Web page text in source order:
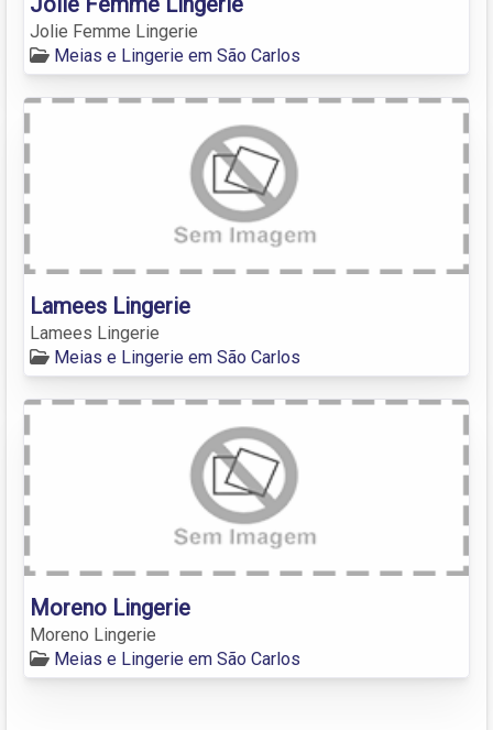
Jolie Femme Lingerie
Meias e Lingerie em São Carlos
Lamees Lingerie
Lamees Lingerie
Meias e Lingerie em São Carlos
Moreno Lingerie
Moreno Lingerie
Meias e Lingerie em São Carlos